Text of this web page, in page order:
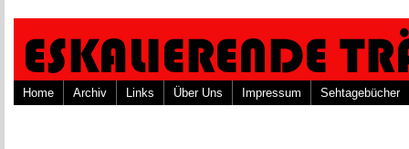
Home Archiv Links Über Uns Impressum Sehtagebücher